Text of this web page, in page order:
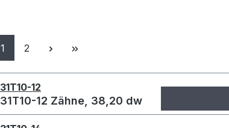
Seite
1 Seite
2
31T10-12
31T10-12 Zähne, 38,20 dw